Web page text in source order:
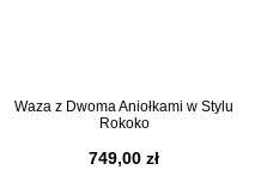
Waza z Dwoma Aniołkami w Stylu
Rokoko
749,00 zł